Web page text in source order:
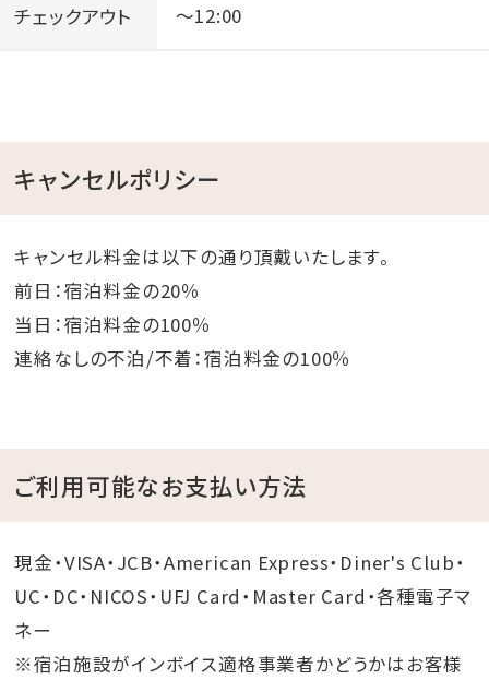
チェックアウト ～12:00
キャンセルポリシー
キャンセル料金は以下の通り頂戴いたします。
前日：宿泊料金の20％
当日：宿泊料金の100％
連絡なしの不泊/不着：宿泊料金の100％
ご利用可能なお支払い方法
現金・VISA・JCB・American Express・Diner's Club・
UC・DC・NICOS・UFJ Card・Master Card・各種電子マ
ネー
※宿泊施設がインボイス適格事業者かどうかはお客様